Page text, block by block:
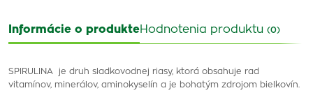
Informácie o produkteHodnotenia produktu (0)
SPIRULINA je druh sladkovodnej riasy, ktorá obsahuje rad
vitamínov, minerálov, aminokyselín a je bohatým zdrojom bielkovín.